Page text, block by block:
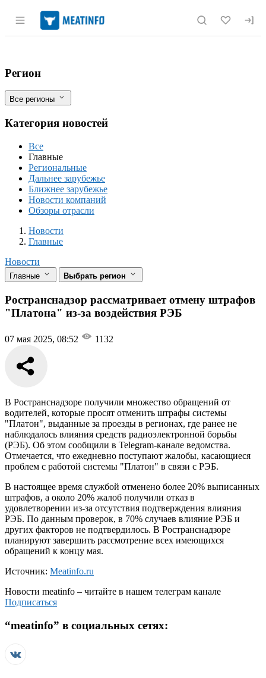
Раздел навигации по сайту
Ространснадзор рассматривает
Фильтры
Регион
Все регионы
Категория новостей
Все
Главные
Региональные
Дальнее зарубежье
Ближнее зарубежье
Новости компаний
Обзоры отрасли
Новости
Разделы
Новости
Главные
Новости
Главные Выбрать регион
Ространснадзор рассматривает отмену штрафов
"Платона" из-за воздействия РЭБ
07 мая 2025, 08:52 1132
В Ространснадзоре получили множество обращений от
водителей, которые просят отменить штрафы системы
"Платон", выданные за проезды в регионах, где ранее не
наблюдалось влияния средств радиоэлектронной борьбы
(РЭБ). Об этом сообщили в Telegram-канале ведомства.
Отмечается, что ежедневно поступают жалобы, касающиеся
проблем с работой системы "Платон" в связи с РЭБ.
В настоящее время службой отменено более 20% выписанных
штрафов, а около 20% жалоб получили отказ в
удовлетворении из-за отсутствия подтверждения влияния
РЭБ. По данным проверок, в 70% случаев влияние РЭБ и
других факторов не подтвердилось. В Ространснадзоре
планируют завершить рассмотрение всех имеющихся
обращений к концу мая.
Источник: Meatinfo.ru
Новости meatinfo – читайте в нашем телеграм канале
Подписаться
“meatinfo” в социальных сетях: